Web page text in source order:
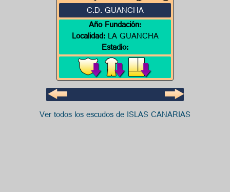
C.D. GUANCHA
Año Fundación:
Localidad:LA GUANCHA
Estadio:
Ver todos los escudos de ISLAS CANARIAS